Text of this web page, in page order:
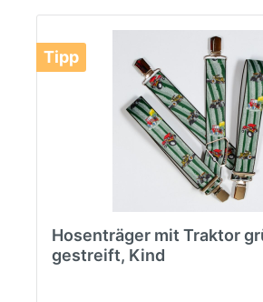
Tipp
Hosenträger mit Traktor
gestreift, Kind